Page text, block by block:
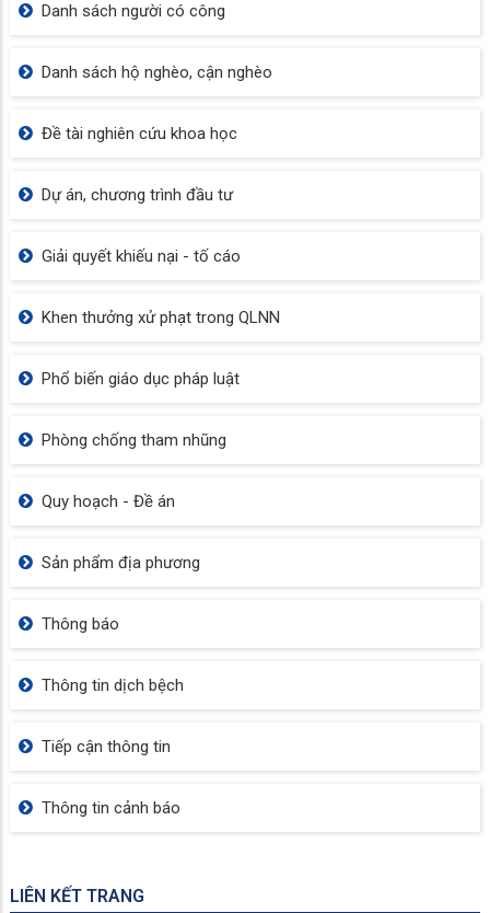
Danh sách người có công
Danh sách hộ nghèo, cận nghèo
Đề tài nghiên cứu khoa học
Dự án, chương trình đầu tư
Giải quyết khiếu nại - tố cáo
Khen thưởng xử phạt trong QLNN
Phổ biến giáo dục pháp luật
Phòng chống tham nhũng
Quy hoạch - Đề án
Sản phẩm địa phương
Thông báo
Thông tin dịch bệch
Tiếp cận thông tin
Thông tin cảnh báo
LIÊN KẾT TRANG